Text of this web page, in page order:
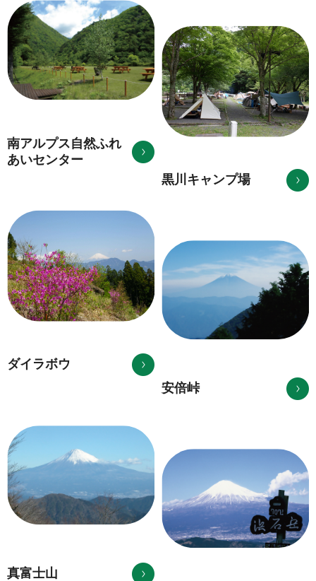
南アルプス自然ふれ
あいセンター
黒川キャンプ場
ダイラボウ
安倍峠
真富士山